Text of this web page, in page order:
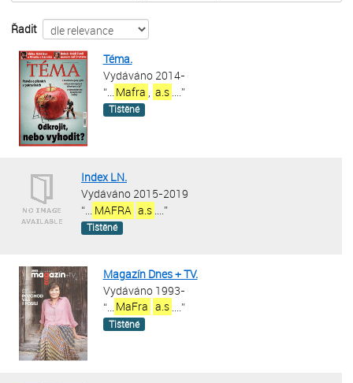
Řadit
Téma.
Vydáváno 2014-
“... Mafra , a.s ....”
Tištěné
Index LN.
Vydáváno 2015-2019
“... MAFRA a.s ....”
Tištěné
Magazín Dnes + TV.
Vydáváno 1993-
“... MaFra a.s ”
Tištěné